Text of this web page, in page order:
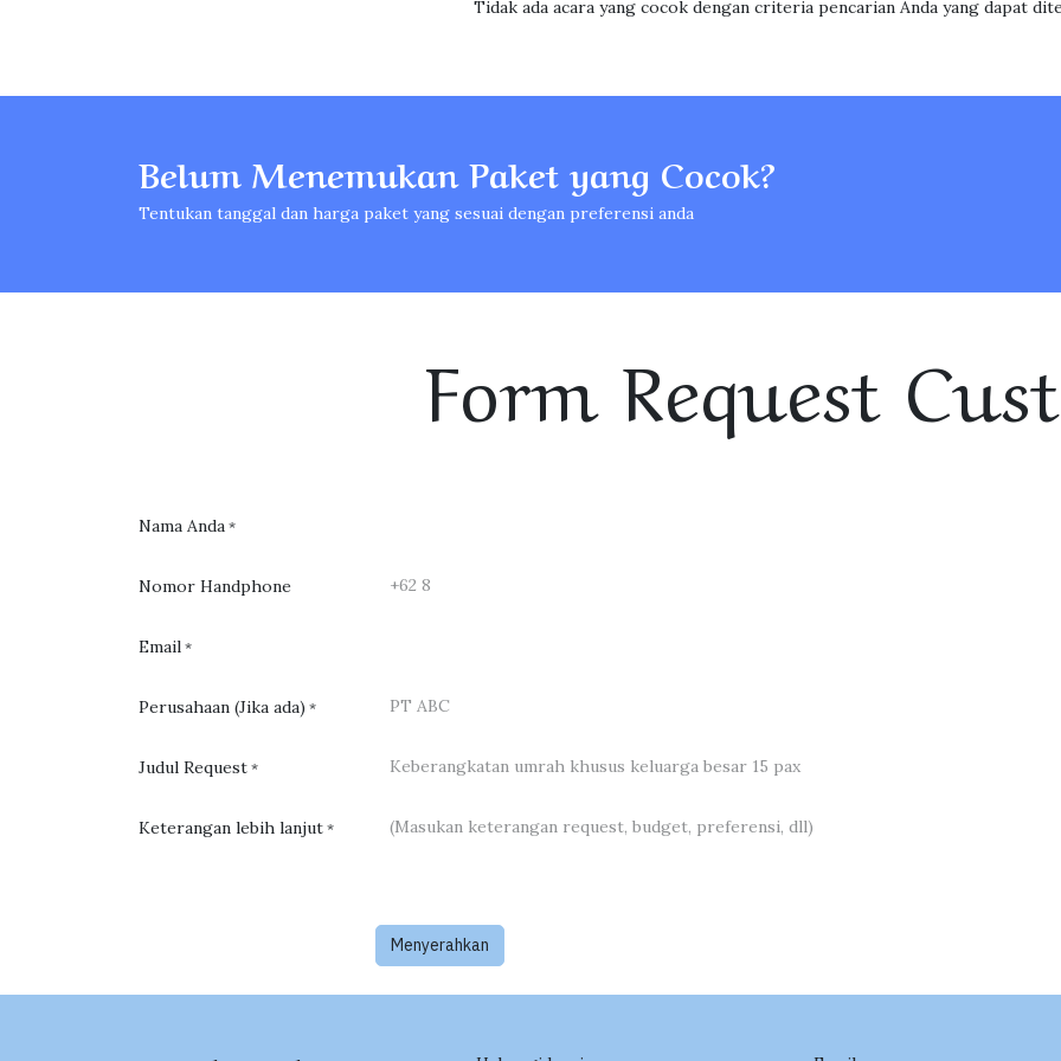
Tidak ada acara yang cocok dengan criteria pencarian Anda yang dapat
Belum Menemukan Paket yang Cocok?
Tentukan tanggal dan harga paket yang sesuai dengan preferensi anda
Form Request
Nama Anda *
Nomor Handphone
Email *
Perusahaan (Jika ada) *
Judul Request *
Keterangan lebih lanjut *
Menyerahkan